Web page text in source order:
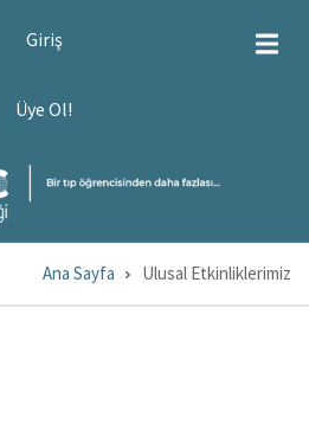
Giriş
Üye Ol!
Ana Sayfa Ulusal Etkinliklerimiz